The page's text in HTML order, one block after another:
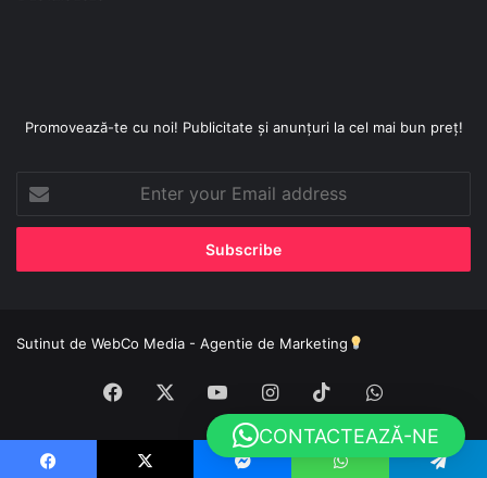
Promovează-te cu noi! Publicitate și anunțuri la cel mai bun preț!
your
Email
Sutinut de WebCo Media - Agentie de Marketing
Facebook YouTubeInstagram
TikTokWhatsApp
CONTACTEAZĂ-NE